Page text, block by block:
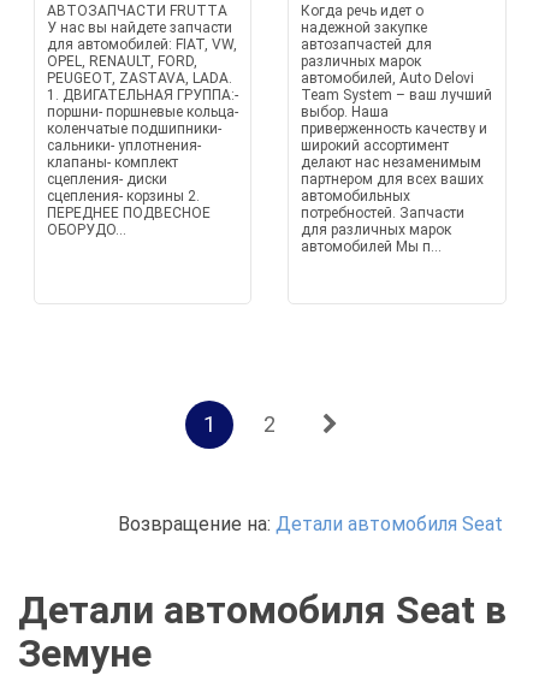
АВТОЗАПЧАСТИ FRUTTA
У нас вы найдете запчасти
для автомобилей: FIAT, VW,
OPEL, RENAULT, FORD,
PEUGEOT, ZASTAVA, LADA.
1. ДВИГАТЕЛЬНАЯ ГРУППА:-
поршни- поршневые кольца-
коленчатые подшипники-
сальники- уплотнения-
клапаны- комплект
сцепления- диски
сцепления- корзины 2.
ПЕРЕДНЕЕ ПОДВЕСНОЕ
ОБОРУДО...
Когда речь идет о
надежной закупке
автозапчастей для
различных марок
автомобилей, Auto Delovi
Team System – ваш лучший
выбор. Наша
приверженность качеству и
широкий ассортимент
делают нас незаменимым
партнером для всех ваших
автомобильных
потребностей. Запчасти
для различных марок
автомобилей Мы п...
1 2
Возвращение на: Детали автомобиля Seat
Детали автомобиля Seat в
Земуне